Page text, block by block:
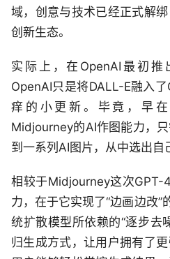
域，创意与技术已经正式解
创新生态。
实际上，在OpenAI最初
OpenAI只是将DALL-E融入
痒的小更新。毕竟，早
Midjourney的AI作图能力，
到一系列AI图片，从中选出自
相较于Midjourney这次GPT-
力，在于它实现了“边画边改
统扩散模型所依赖的“逐步去
归生成方式，让用户拥有了